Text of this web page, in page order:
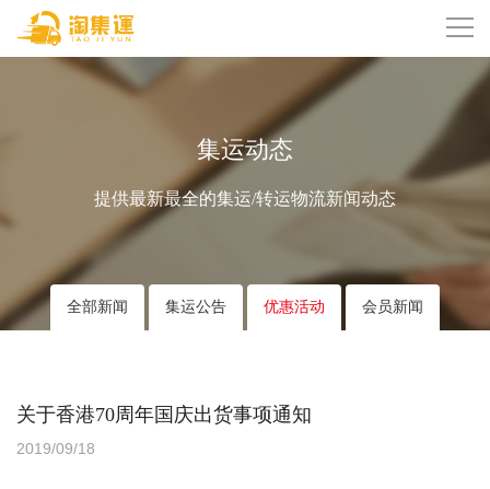
集运动态
提供最新最全的集运/转运物流新闻动态
全部新闻 集运公告 优惠活动 会员新闻
关于香港70周年国庆出货事项通知
2019/09/18